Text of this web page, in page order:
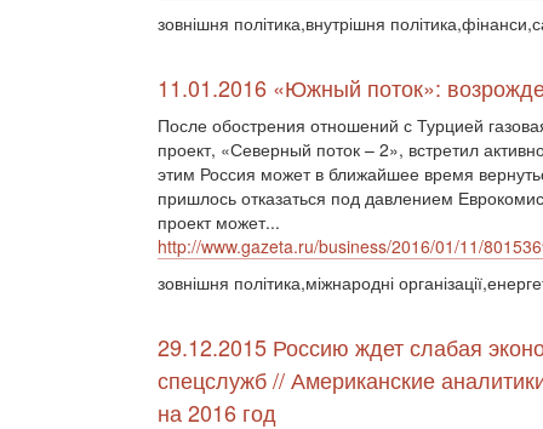
зовнішня політика,внутрішня
11.01.2016 «Южный поток»:
После обострения отношений с Турцией
проект, «Северный поток – 2», встретил
этим Россия может в ближайшее время
пришлось отказаться под давлением
проект может...
http://www.gazeta.ru/business/2016/01/11/
зовнішня політика,міжнародні
29.12.2015 Россию ждет слабая
спецслужб // Американские
на 2016 год